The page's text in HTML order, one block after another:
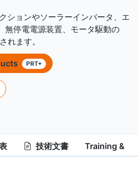
ションやソーラーインバータ、エ
無停電電源装置、モータ駆動の
れます。
PRT+
技術文書 Training &